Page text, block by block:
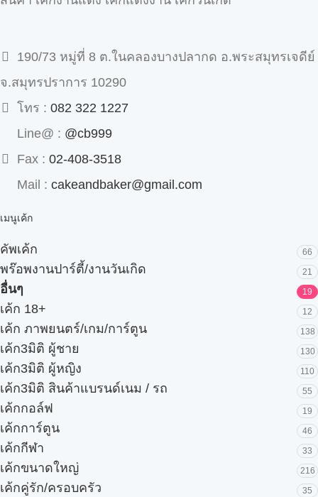
190/73 หมู่ที่ 8 ต.ในคลองบางปลากด อ.พระสมุทรเจดีย์
จ.สมุทรปราการ 10290
โทร : 082 322 1227
Line@ : @cb999
Fax : 02-408-3518
Mail : cakeandbaker@gmail.com
เมนูเค้ก
คัพเค้ก 66
พร๊อพงานปาร์ตี้/งานวันเกิด 21
อื่นๆ 19
เค้ก 18+ 12
เค้ก ภาพยนตร์/เกม/การ์ตูน 138
เค้ก3มิติ ผู้ชาย 130
เค้ก3มิติ ผู้หญิง 110
เค้ก3มิติ สินค้าแบรนด์เนม / รถ 55
เค้กกอล์ฟ 19
เค้กการ์ตูน 46
เค้กกีฬา 33
เค้กขนาดใหญ่ 216
เค้กคู่รัก/ครอบครัว 35